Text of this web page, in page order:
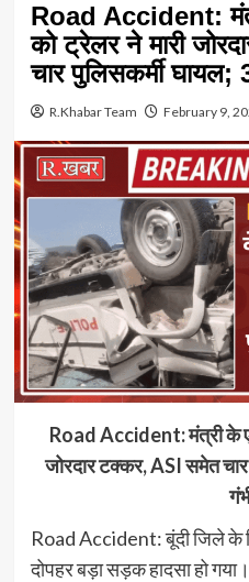
Road Accident:
को ट्रेलर ने मारी
चार पुलिसकर्मी घायल;
R.Khabar Team February 9,
Road Accident: मंत्री के
जोरदार टक्कर, ASI समेत
Road Accident: बूंदी जिले के
दोपहर बड़ा सड़क हादसा हो